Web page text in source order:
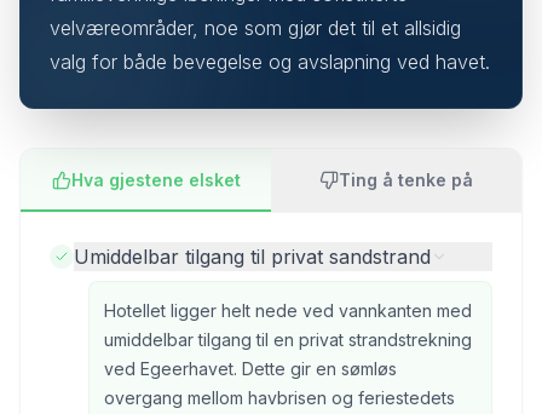
velværeområder, noe som gjør det til et allsidig
valg for både bevegelse og avslapning ved havet.
Hva gjestene elsket Ting å tenke på
Umiddelbar tilgang til privat sandstrand
Hotellet ligger helt nede ved vannkanten med
umiddelbar tilgang til en privat strandstrekning
ved Egeerhavet. Dette gir en sømløs
overgang mellom havbrisen og feriestedets